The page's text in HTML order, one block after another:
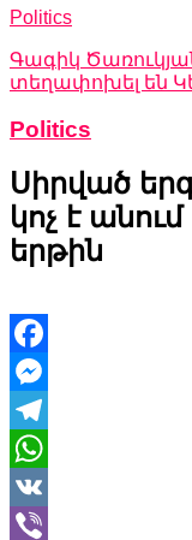
Politics
Գագիկ
տեղափոխել են
Politics
Սիրված
կոչ է
երթին
Facebook
Messenger
Telegram
WhatsApp
VK